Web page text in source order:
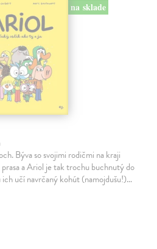
na sklade
Býva so svojimi rodičmi na kraji
a Ariol je tak trochu buchnutý do
ich učí navrčaný kohút (namojdušu!)…